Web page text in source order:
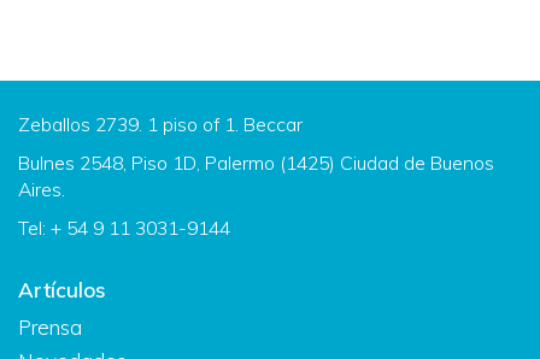
Zeballos 2739. 1 piso of 1. Beccar
Bulnes 2548, Piso 1D, Palermo (1425) Ciudad de Buenos
Aires.
Tel: + 54 9 11 3031-9144
Artículos
Prensa